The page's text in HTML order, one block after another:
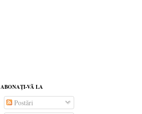
ABONAŢI-VĂ LA
Postări